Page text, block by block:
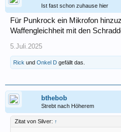
Ist fast schon zuhause hier
Für Punkrock ein Mikrofon
Waffengleichheit mit den
5.Juli.2025
Rick und Onkel D gefällt das.
bthebob
Strebt nach Höherem
Zitat von Silver: ↑